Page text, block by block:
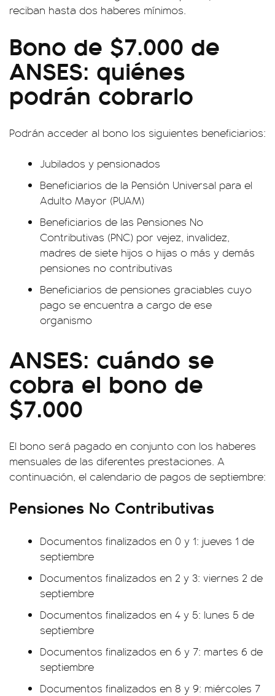
reciban hasta dos haberes mínimos.
Bono de $7.000 de
ANSES: quiénes
podrán cobrarlo
Podrán acceder al bono los siguientes beneficiarios:
Jubilados y pensionados
Beneficiarios de la Pensión Universal para el
Adulto Mayor (PUAM)
Beneficiarios de las Pensiones No
Contributivas (PNC) por vejez, invalidez,
madres de siete hijos o hijas o más y demás
pensiones no contributivas
Beneficiarios de pensiones graciables cuyo
pago se encuentra a cargo de ese
organismo
ANSES: cuándo se
cobra el bono de
$7.000
El bono será pagado en conjunto con los haberes
mensuales de las diferentes prestaciones. A
continuación, el calendario de pagos de septiembre:
Pensiones No Contributivas
Documentos finalizados en 0 y 1: jueves 1 de
septiembre
Documentos finalizados en 2 y 3: viernes 2 de
septiembre
Documentos finalizados en 4 y 5: lunes 5 de
septiembre
Documentos finalizados en 6 y 7: martes 6 de
septiembre
Documentos finalizados en 8 y 9: miércoles 7